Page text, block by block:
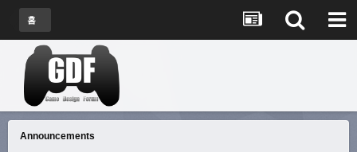
홈
Announcements